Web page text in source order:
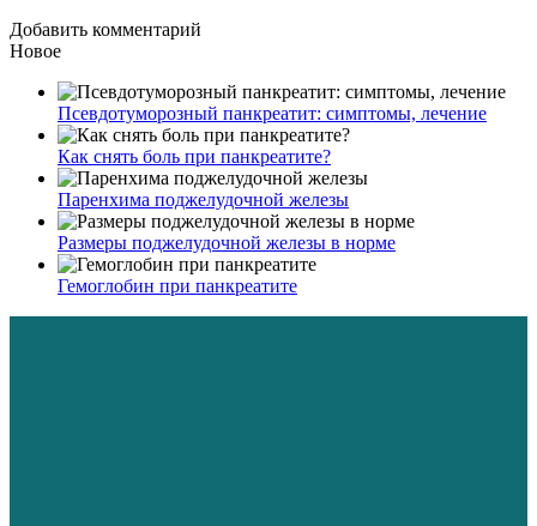
Добавить комментарий
Новое
Псевдотуморозный панкреатит: симптомы, лечение
Как снять боль при панкреатите?
Паренхима поджелудочной железы
Размеры поджелудочной железы в норме
Гемоглобин при панкреатите